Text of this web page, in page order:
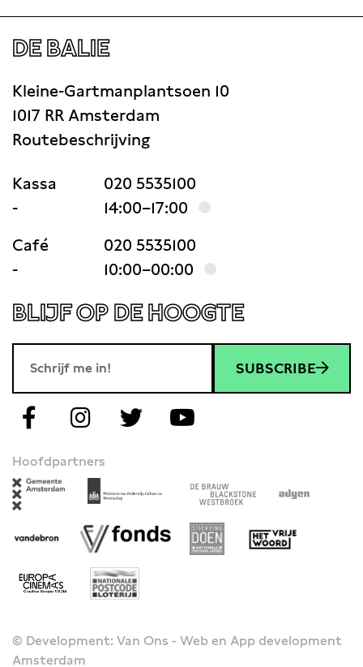
DE BALIE
Kleine-Gartmanplantsoen 10
1017 RR Amsterdam
Routebeschrijving
Kassa
020 5535100
-
14:00–17:00
Café
020 5535100
-
10:00–00:00
BLIJF OP DE HOOGTE
SUBSCRIBE
Hoofdpartners
© Development: Van Ons - Web en App development
Amsterdam